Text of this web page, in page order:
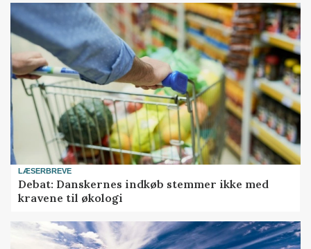
LÆSERBREVE
Debat: Danskernes indkøb stemmer ikke med
kravene til økologi